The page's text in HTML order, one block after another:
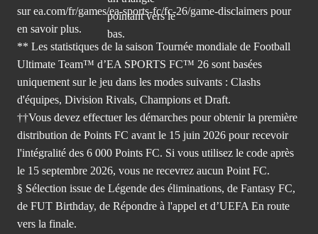
sur ea.com/fr/games/ea-sports-fc/fc-26/game-disclaimers pour
en savoir plus.
** Les statistiques de la saison Tournée mondiale de Football
Ultimate Team™ d’EA SPORTS FC™ 26 sont basées
uniquement sur le jeu dans les modes suivants : Clashs
d'équipes, Division Rivals, Champions et Draft.
††Vous devez effectuer les démarches pour obtenir la première
distribution de Points FC avant le 15 juin 2026 pour recevoir
l'intégralité des 6 000 Points FC. Si vous utilisez le code après
le 15 septembre 2026, vous ne recevrez aucun Point FC.
§ Sélection issue de Légende des éliminations, de Fantasy FC,
de FUT Birthday, de Répondre à l'appel et d’UEFA En route
vers la finale.